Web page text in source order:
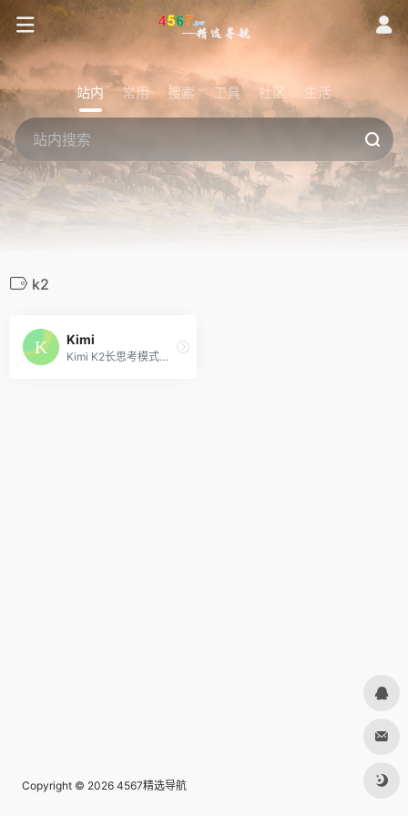
站内 常用 搜索 工具 社区 生活
k2
Kimi
Kimi K2长思考模式来了！支持多轮工具调用与思考，擅长数理逻辑难题，让搜索更广更准，帮你把想法化为清晰、富于创意、可用性高的文字与代码
Copyright © 2026 4567精选导航